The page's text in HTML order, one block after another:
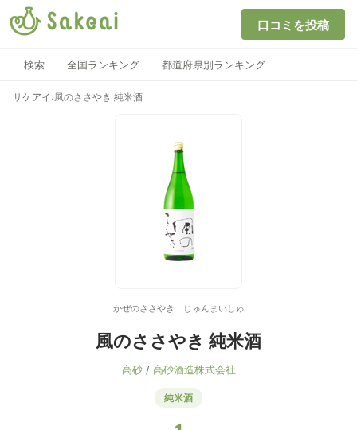
口コミを投稿
検索 全国ランキング 都道府県別ランキング
サケアイ ›風のささやき 純米酒
かぜのささやき じゅんまいしゅ
風のささやき 純米酒
高砂/ 高砂酒造株式会社
純米酒